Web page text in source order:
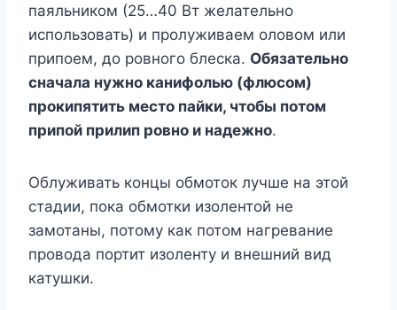
паяльником (25…40 Вт желательно
использовать) и пролуживаем оловом или
припоем, до ровного блеска. Обязательно
сначала нужно канифолью (флюсом)
прокипятить место пайки, чтобы потом
припой прилип ровно и надежно.
Облуживать концы обмоток лучше на этой
стадии, пока обмотки изолентой не
замотаны, потому как потом нагревание
провода портит изоленту и внешний вид
катушки.